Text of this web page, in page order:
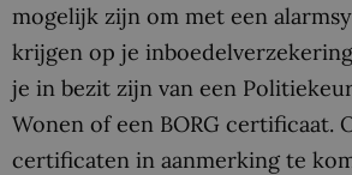
mogelijk zijn om met een
krijgen op je
je in bezit zijn van een
Wonen of een BORG certificaat.
certificaten in aanmerking te